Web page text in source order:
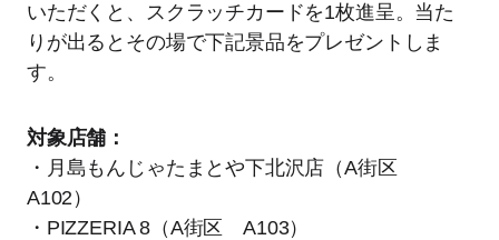
いただくと、スクラッチカードを1枚進呈。​当た
りが出るとその場で下記景品をプレゼントしま
す。​
対象店舗：
・月島もんじゃたまとや下北沢店（A街区
A102）
・PIZZERIA 8（A街区 A103）